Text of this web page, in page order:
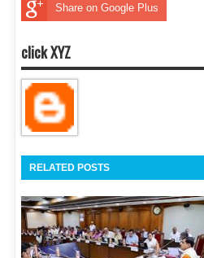
Share on Google Plus
click XYZ
RELATED POSTS